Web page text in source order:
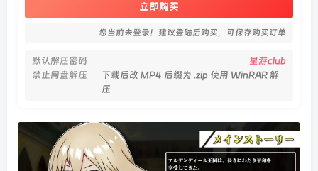
立即购买
您当前未登录！建议登陆后购买，可保存购买订单
默认解压密码
星游club
禁止网盘解压
下载后改 MP4 后缀为 .zip 使用 WinRAR 解
压